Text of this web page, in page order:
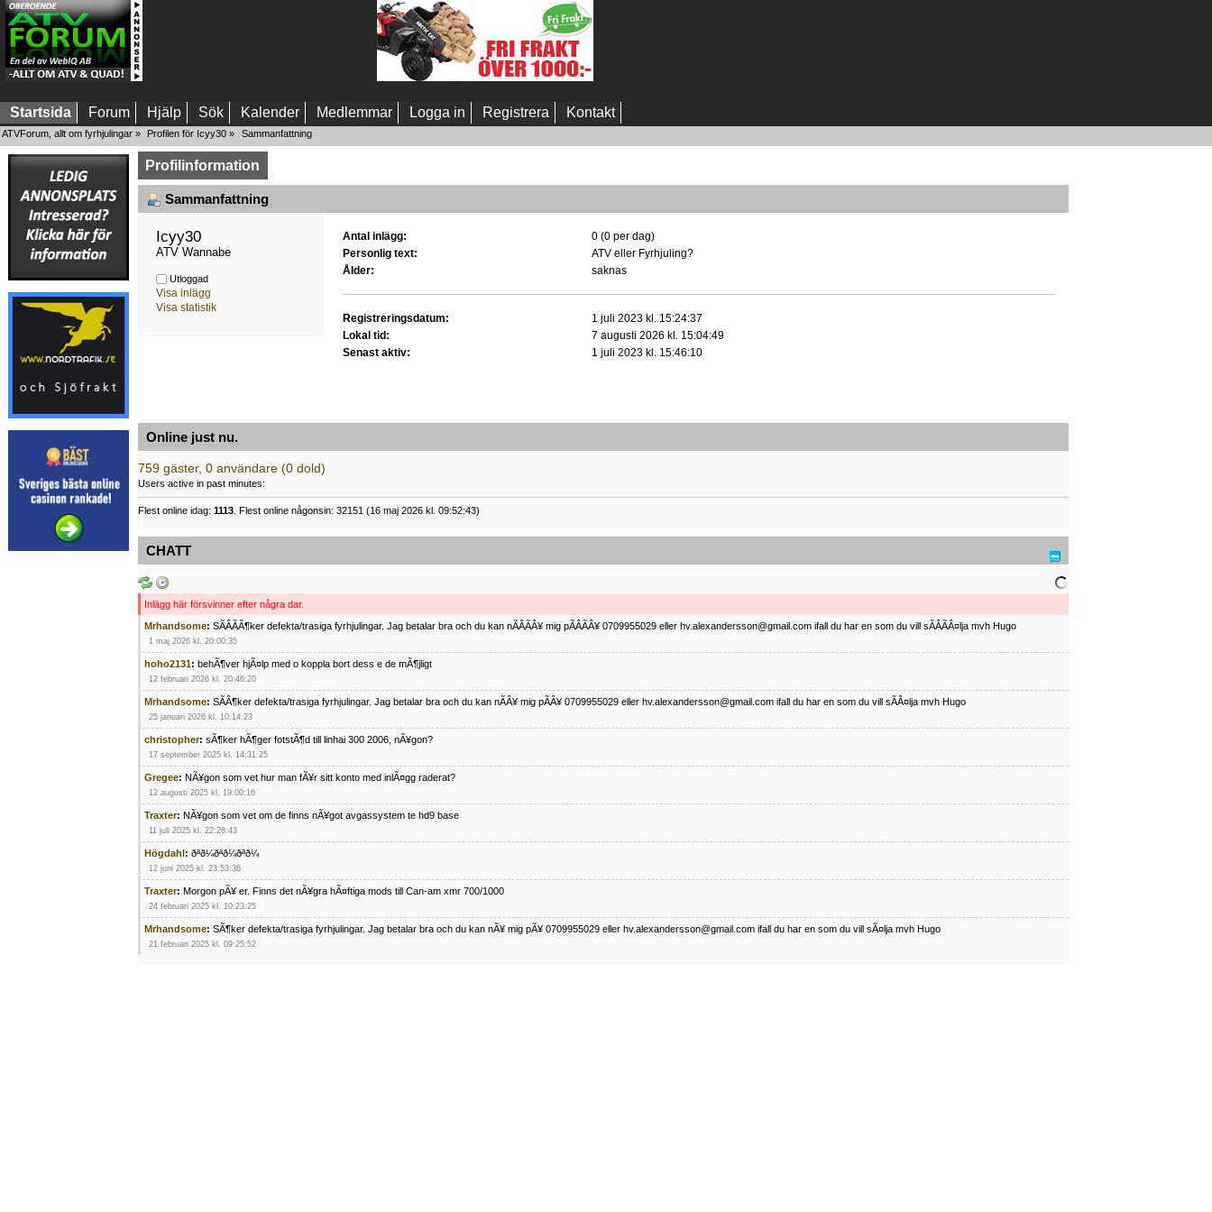
Startsida Forum Hjälp Sök Kalender Medlemmar Logga in Registrera Kontakt
ATVForum, allt om fyrhjulingar » Profilen för Icyy30 » Sammanfattning
Profilinformation
Sammanfattning
Icyy30
ATV Wannabe
Utloggad
Visa inlägg
Visa statistik
Antal inlägg:
0 (0 per dag)
Personlig text:
ATV eller Fyrhjuling?
Ålder:
saknas
Registreringsdatum:
1 juli 2023 kl. 15:24:37
Lokal tid:
7 augusti 2026 kl. 15:04:49
Senast aktiv:
1 juli 2023 kl. 15:46:10
Online just nu.
759 gäster, 0 användare (0 dold)
Users active in past minutes:
Flest online idag: 1113 . Flest online någonsin: 32151 (16 maj 2026 kl. 09:52:43)
CHATT
Inlägg här försvinner efter några dar.
Mrhandsome: SÃÂÃÂ¶ker defekta/trasiga fyrhjulingar. Jag betalar bra och du kan nÃÂÃÂ¥ mig pÃÂÃÂ¥ 0709955029 eller hv.alexandersson@gmail.com ifall du har en som du vill sÃÂÃÂ¤lja mvh Hugo
1 maj 2026 kl. 20:00:35
hoho2131: behÃ¶ver hjÃ¤lp med o koppla bort dess e de mÃ¶jligt
12 februari 2026 kl. 20:46:20
Mrhandsome: SÃÂ¶ker defekta/trasiga fyrhjulingar. Jag betalar bra och du kan nÃÂ¥ mig pÃÂ¥ 0709955029 eller hv.alexandersson@gmail.com ifall du har en som du vill sÃÂ¤lja mvh Hugo
25 januari 2026 kl. 10:14:23
christopher: sÃ¶ker hÃ¶ger fotstÃ¶d till linhai 300 2006, nÃ¥gon?
17 september 2025 kl. 14:31:25
Gregee: NÃ¥gon som vet hur man fÃ¥r sitt konto med inlÃ¤gg raderat?
12 augusti 2025 kl. 19:00:16
Traxter: NÃ¥gon som vet om de finns nÃ¥got avgassystem te hd9 base
11 juli 2025 kl. 22:28:43
Högdahl: ðªð¼ðªð¼ðªð¼
12 juni 2025 kl. 23:53:36
Traxter: Morgon pÃ¥ er. Finns det nÃ¥gra hÃ¤ftiga mods till Can-am xmr 700/1000
24 februari 2025 kl. 10:23:25
Mrhandsome: SÃ¶ker defekta/trasiga fyrhjulingar. Jag betalar bra och du kan nÃ¥ mig pÃ¥ 0709955029 eller hv.alexandersson@gmail.com ifall du har en som du vill sÃ¤lja mvh Hugo
21 februari 2025 kl. 09:25:52